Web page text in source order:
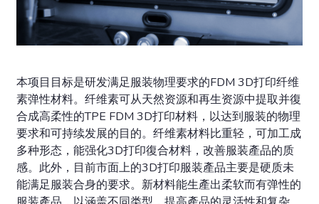
本项目目标是研发满足服装物理要求的FDM 3D打印纤维
素弹性材料。纤维素可从天然资源和再生资源中提取并復
合成高柔性的TPE FDM 3D打印材料，以达到服装的物理
要求和可持续发展的目的。纤维素材料比重轻，可加工成
多种形态，能强化3D打印復合材料，改善服装產品的质
感。此外，目前市面上的3D打印服装產品主要是硬质未
能满足服装合身的要求。新材料能生產出柔软而有弹性的